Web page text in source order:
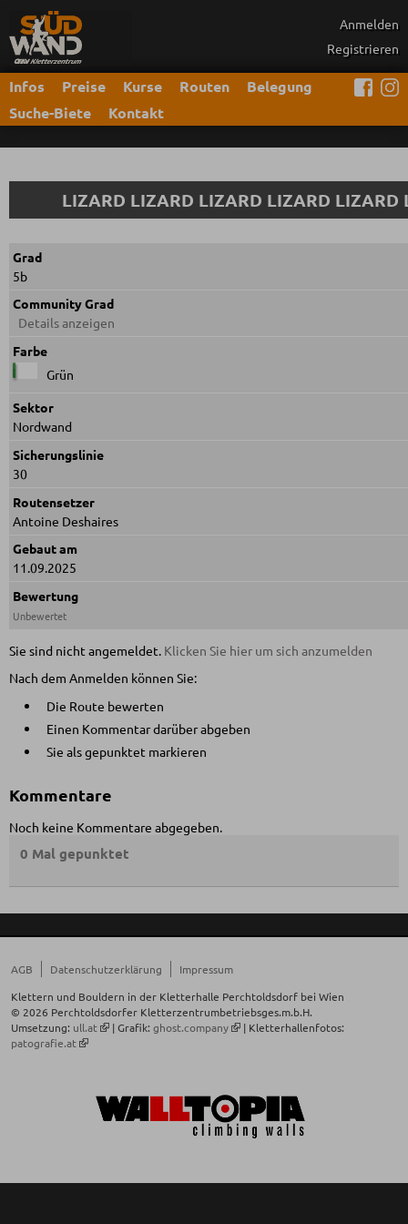
Anmelden
Registrieren
Infos Preise Kurse Routen
Belegung
Suche-Biete
Kontakt
LIZARD LIZARD LIZARD LIZARD LIZARD
Grad
5b
Community Grad
Details anzeigen
Farbe
Grün
Sektor
Nordwand
Sicherungslinie
30
Routensetzer
Antoine Deshaires
Gebaut am
11.09.2025
Bewertung
Unbewertet
Sie sind nicht angemeldet. Klicken Sie hier um sich anzumelden
Nach dem Anmelden können Sie:
Die Route bewerten
Einen Kommentar darüber abgeben
Sie als gepunktet markieren
Kommentare
Noch keine Kommentare abgegeben.
0 Mal gepunktet
AGB Datenschutzerklärung
Impressum
Klettern und Bouldern in der Kletterhalle Perchtoldsdorf bei Wien
© 2026 Perchtoldsdorfer Kletterzentrumbetriebsges.m.b.H.
Umsetzung: ull.at | Grafik:ghost.company
| Kletterhallenfotos:
patografie.at